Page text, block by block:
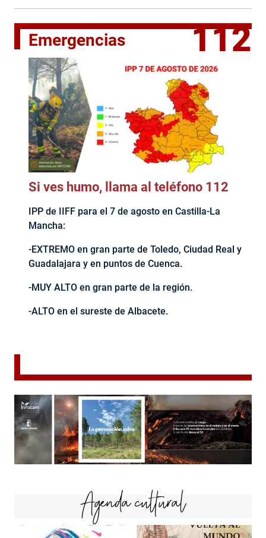
Emergencias 112
Si ves humo, llama al teléfono 112
IPP de IIFF para el 7 de agosto en Castilla-La
Mancha:
-EXTREMO en gran parte de Toledo, Ciudad Real y
Guadalajara y en puntos de Cuenca.
-MUY ALTO en gran parte de la región.
-ALTO en el sureste de Albacete.
Agenda cultural